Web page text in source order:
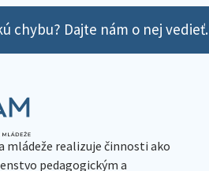
chybu? Dajte nám o nej vedieť.
mládeže realizuje činnosti ako
pedagogickým a